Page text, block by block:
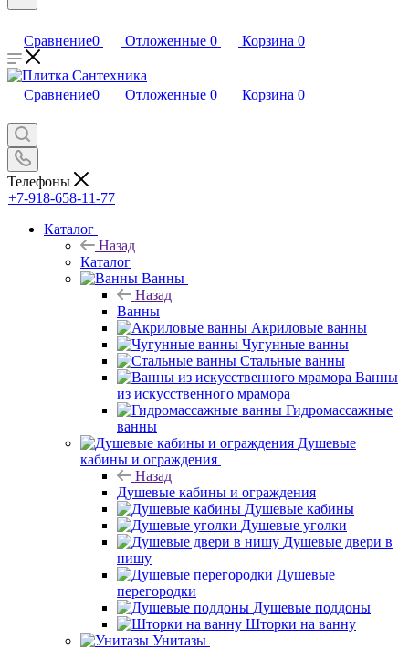
Сравнение0 Отложенные 0 Корзина 0
Сравнение0 Отложенные 0 Корзина 0
Телефоны
+7-918-658-11-77
Каталог
Назад
Каталог
Ванны
Назад
Ванны
Акриловые ванны
Чугунные ванны
Стальные ванны
Ванны
из искусственного мрамора
Гидромассажные
ванны
Душевые
кабины и ограждения
Назад
Душевые кабины и ограждения
Душевые кабины
Душевые уголки
Душевые двери в
нишу
Душевые
перегородки
Душевые поддоны
Шторки на ванну
Унитазы